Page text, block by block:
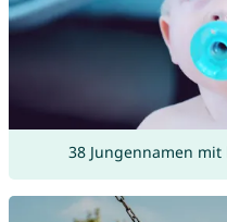
38 Jungennamen